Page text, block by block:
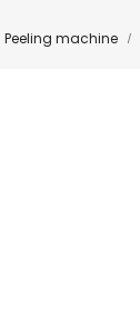
Peeling machine